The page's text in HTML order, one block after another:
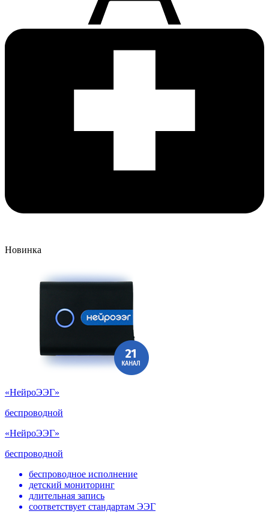
Новинка
«НейроЭЭГ»
беспроводной
«НейроЭЭГ»
беспроводной
беспроводное исполнение
детский мониторинг
длительная запись
соответствует стандартам ЭЭГ